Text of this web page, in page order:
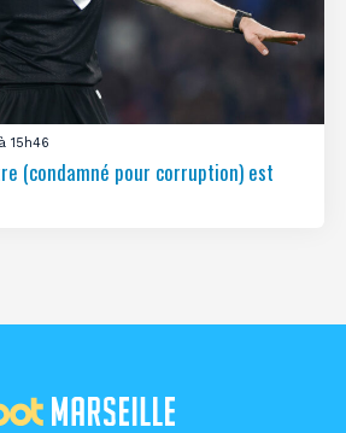
15h46
(condamné pour corruption) est